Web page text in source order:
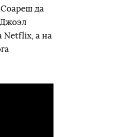
да
Джоэл
Netflix, а на